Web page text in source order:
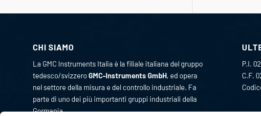
CHI SIAMO
La GMC Instruments Italia è la filiale italiana del gruppo
tedesco/svizzeroGMC-Instruments GmbH, ed opera
nel settore della misura e del controllo industriale. Fa
parte di uno dei più importanti gruppi industriali della
Germania.
P.I.
C.F.